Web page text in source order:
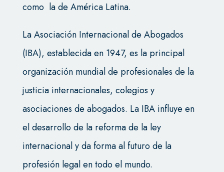
como la de América Latina.
La Asociación Internacional de Abogados
(IBA), establecida en 1947, es la principal
organización mundial de profesionales de la
justicia internacionales, colegios y
asociaciones de abogados. La IBA influye en
el desarrollo de la reforma de la ley
internacional y da forma al futuro de la
profesión legal en todo el mundo.